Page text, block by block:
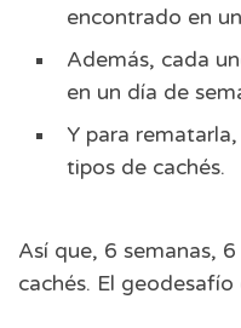
encontrado en
Además, cada
en un día de
Y para
tipos de cachés.
Así que, 6 semanas,
cachés. El geodesafío